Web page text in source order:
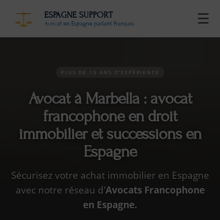
ESPAGNE SUPPORT
Avocat en Espagne parlant Français ☰
PLUS DE 15 ANS D'EXPÉRIENCE
Avocat à Marbella : avocat
francophone en droit
immobilier et successions en
Espagne
Sécurisez votre achat immobilier en Espagne
avec notre réseau d'Avocats Francophone
en Espagne.